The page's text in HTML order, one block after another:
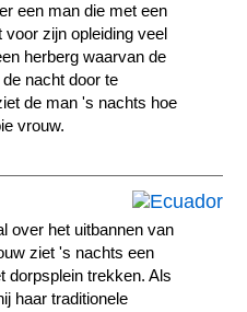
een man die met een
zijn opleiding veel
herberg waarvan de
nacht door te
de man 's nachts hoe
vrouw.
over het uitbannen van
ziet 's nachts een
dorpsplein trekken. Als
haar traditionele